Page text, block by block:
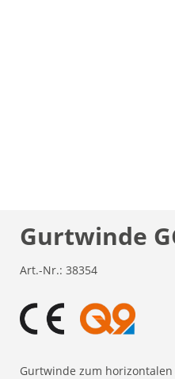
Gurtwinde
Art.-Nr.: 38354
Gurtwinde zum horizontalen